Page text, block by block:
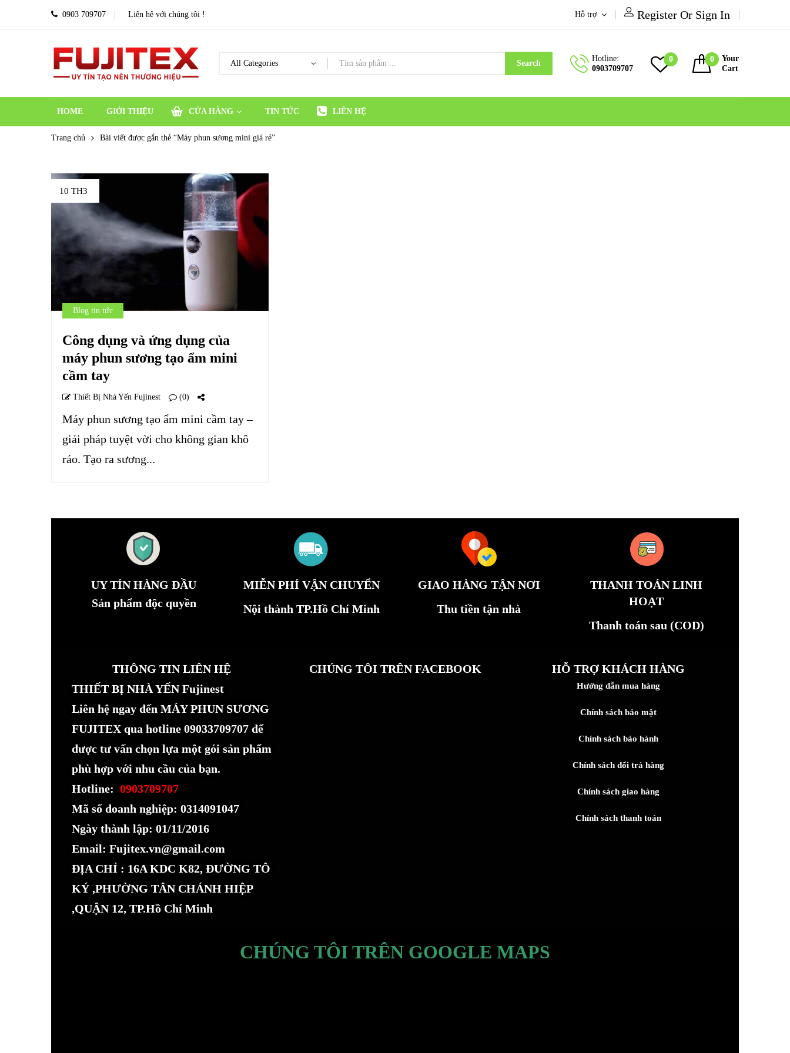
0903 709707 Liên hệ với chúng tôi ! Hỗ trợ Register Or Sign In
Search
Hotline:
0903709707
0 0
Your
Cart
HOME GIỚI THIỆU CỬA HÀNG TIN TỨC LIÊN HỆ
Trang chủ Bài viết được gắn thẻ “Máy phun sương mini giá rẻ”
10 TH3
Blog tin tức
Công dụng và ứng dụng của
máy phun sương tạo ẩm mini
cầm tay
Thiết Bị Nhà Yến Fujinest (0)
Máy phun sương tạo ẩm mini cầm tay –
giải pháp tuyệt vời cho không gian khô
ráo. Tạo ra sương...
UY TÍN HÀNG ĐẦU
Sản phẩm độc quyền
MIỄN PHÍ VẬN CHUYỂN
Nội thành TP.Hồ Chí Minh
GIAO HÀNG TẬN NƠI
Thu tiền tận nhà
THANH TOÁN LINH
HOẠT
Thanh toán sau (COD)
THÔNG TIN LIÊN HỆ
THIẾT BỊ NHÀ YẾN Fujinest
Liên hệ ngay đến MÁY PHUN SƯƠNG
FUJITEX qua hotline 09033709707 để
được tư vấn chọn lựa một gói sản phẩm
phù hợp với nhu cầu của bạn.
Hotline: 0903709707
Mã số doanh nghiệp: 0314091047
Ngày thành lập: 01/11/2016
Email: Fujitex.vn@gmail.com
ĐỊA CHỈ : 16A KDC K82, ĐƯỜNG TÔ
KÝ ,PHƯỜNG TÂN CHÁNH HIỆP
,QUẬN 12, TP.Hồ Chí Minh
CHÚNG TÔI TRÊN FACEBOOK HỖ TRỢ KHÁCH HÀNG
Hướng dẫn mua hàng
Chính sách bảo mật
Chính sách bảo hành
Chính sách đổi trả hàng
Chính sách giao hàng
Chính sách thanh toán
CHÚNG TÔI TRÊN GOOGLE MAPS